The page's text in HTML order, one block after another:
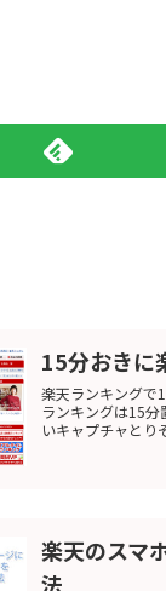
15分おきに
楽天ランキングで
ランキングは15
いキャプチャとり
楽天のスマ
法